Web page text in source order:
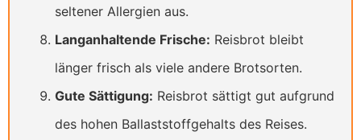
seltener Allergien aus.
Langanhaltende Frische: Reisbrot bleibt
länger frisch als viele andere Brotsorten.
Gute Sättigung: Reisbrot sättigt gut aufgrund
des hohen Ballaststoffgehalts des Reises.